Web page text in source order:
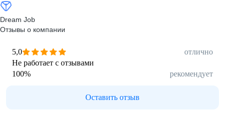
Dream Job
Отзывы о компании
5,0
отлично
Не работает с отзывами
100% рекомендует
Оставить отзыв